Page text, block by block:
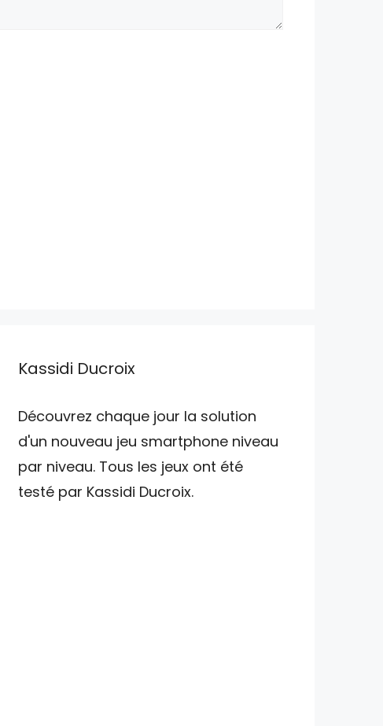
Kassidi Ducroix
Découvrez chaque jour la solution
d'un nouveau jeu smartphone niveau
par niveau. Tous les jeux ont été
testé par Kassidi Ducroix.